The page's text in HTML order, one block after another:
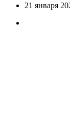
21 января